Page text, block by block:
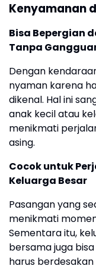
Kenyamanan
Bisa Bepergian
Tanpa
Dengan
nyaman karena
dikenal. Hal ini
anak kecil atau
menikmati
asing.
Cocok untuk
Keluarga Besar
Pasangan yang
menikmati
Sementara itu,
bersama juga
harus